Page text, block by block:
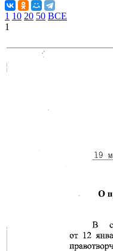
1 10 20 50 ВСЕ
1